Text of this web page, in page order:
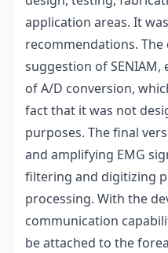
application areas. It
recommendations.
suggestion of
of A/D conversion,
fact that it was not
purposes. The final
and amplifying EMG
filtering and digitizing
processing. With the
communication
be attached to the